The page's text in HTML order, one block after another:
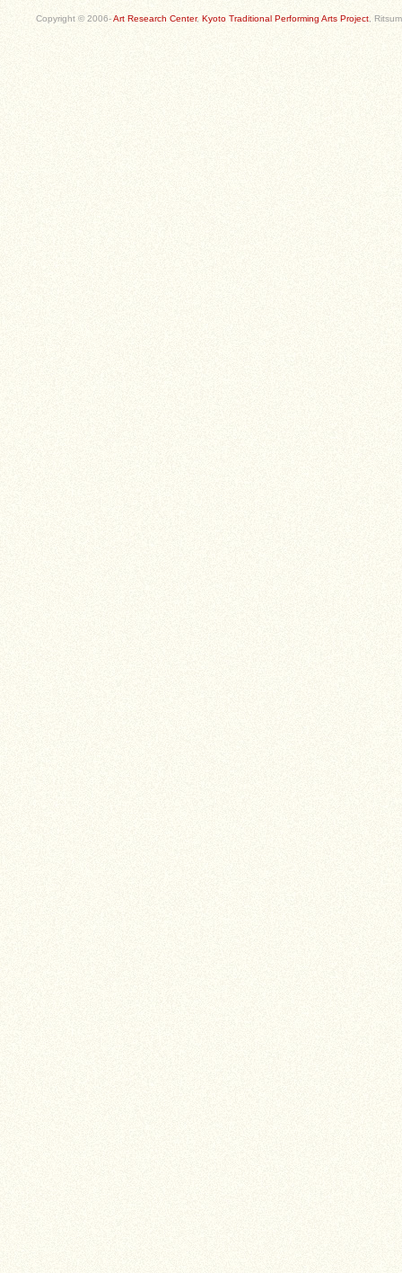
Copyright © 2006-Art Research Center, Kyoto Traditional Performing Arts Project ,